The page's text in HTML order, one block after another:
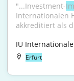
"...Investment-
Internationalen
akkreditiert als
IU
Erfurt